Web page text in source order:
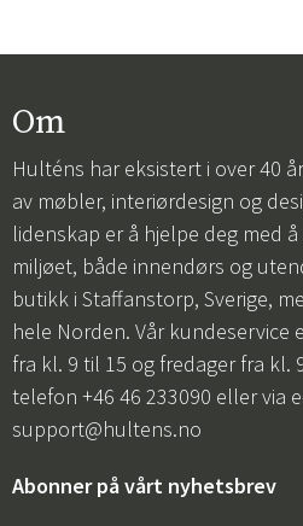
Om
Hulténs har eksistert i over 40
av møbler, interiørdesign og
lidenskap er å hjelpe deg med
miljøet, både innendørs og
butikk i Staffanstorp, Sverige,
hele Norden. Vår kundeservice
fra kl. 9 til 15 og fredager fra kl.
telefon +46 46 233090 eller via
support@hultens.no
Abonner på vårt nyhetsbrev